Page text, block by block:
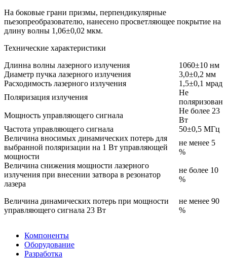
На боковые грани призмы, перпендикулярные
пьезопреобразователю, нанесено просветляющее покрытие на
длину волны 1,06±0,02 мкм.
Технические характеристики
Длинна волны лазерного излучения
1060±10 нм
Диаметр пучка лазерного излучения
3,0±0,2 мм
Расходимость лазерного излучения
1,5±0,1 мрад
Поляризация излучения
Не
поляризован
Мощность управляющего сигнала
Не более 23
Вт
Частота управляющего сигнала
50±0,5 МГц
Величина вносимых динамических потерь для
выбранной поляризации на 1 Вт управляющей
мощности
не менее 5
%
Величина снижения мощности лазерного
излучения при внесении затвора в резонатор
лазера
не более 10
%
Величина динамических потерь при мощности
управляющего сигнала 23 Вт
не менее 90
%
Компоненты
Оборудование
Разработка